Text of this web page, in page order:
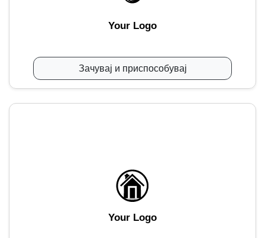
Your Logo
Зачувај и приспособувај
Your Logo